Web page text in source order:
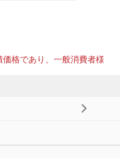
格であり、一般消費者様